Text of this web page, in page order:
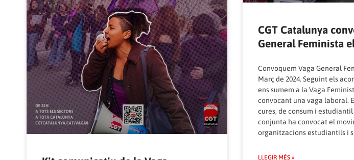
CGT Catalunya
General Feminista
Convoquem Vaga General
Març de 2024. Seguint els
ens sumem a la Vaga
convocant una vaga laboral.
cures, de consum i
conjunta ha convocat el
organitzacions estudiantils i
LLEGIR MÉS »